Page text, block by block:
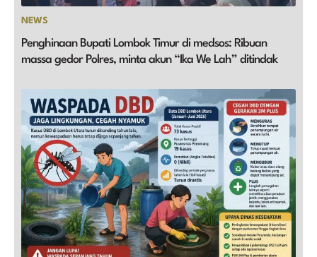
NEWS
Penghinaan Bupati Lombok Timur di medsos: Ribuan
massa gedor Polres, minta akun “Ika We Lah” ditindak